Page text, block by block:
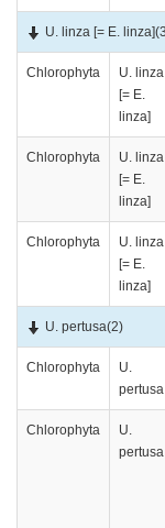
U. linza [= E. linza]
Chlorophyta
U. linza
[= E.
linza]
Chlorophyta
U. linza
[= E.
linza]
Chlorophyta
U. linza
[= E.
linza]
U. pertusa(2)
Chlorophyta
U.
pertusa
Chlorophyta
U.
pertusa